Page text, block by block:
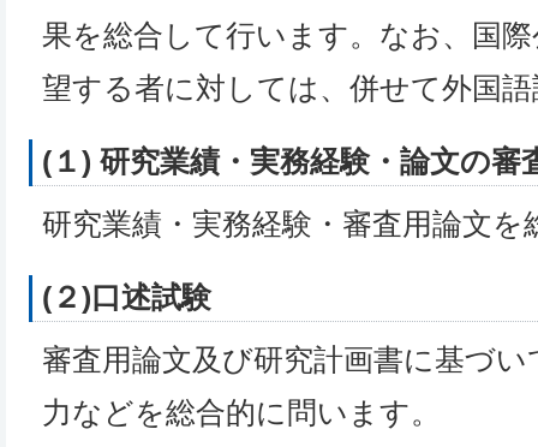
果を総合して行います。なお、国
望する者に対しては、併せて外国
(１) 研究業績・実務経験・論文の審
研究業績・実務経験・審査用論文
(２)口述試験
審査用論文及び研究計画書に基づ
力などを総合的に問います。